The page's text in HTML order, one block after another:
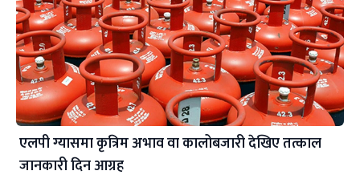
एलपी ग्यासमा कृत्रिम अभाव वा कालोबजारी देखिए तत्काल
जानकारी दिन आग्रह